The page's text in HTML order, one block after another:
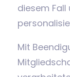
diesem
Mit